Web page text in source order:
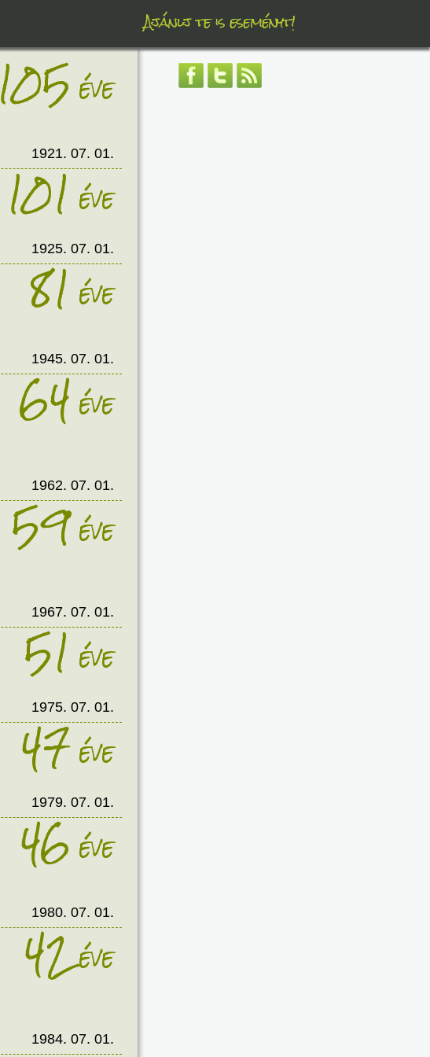
Ajánlj te is eseményt!
105 éve
1921. 07. 01.
101éve
1925. 07. 01.
81éve
1945. 07. 01.
64éve
1962. 07. 01.
59éve
1967. 07. 01.
51éve
1975. 07. 01.
47éve
1979. 07. 01.
46éve
1980. 07. 01.
42éve
1984. 07. 01.